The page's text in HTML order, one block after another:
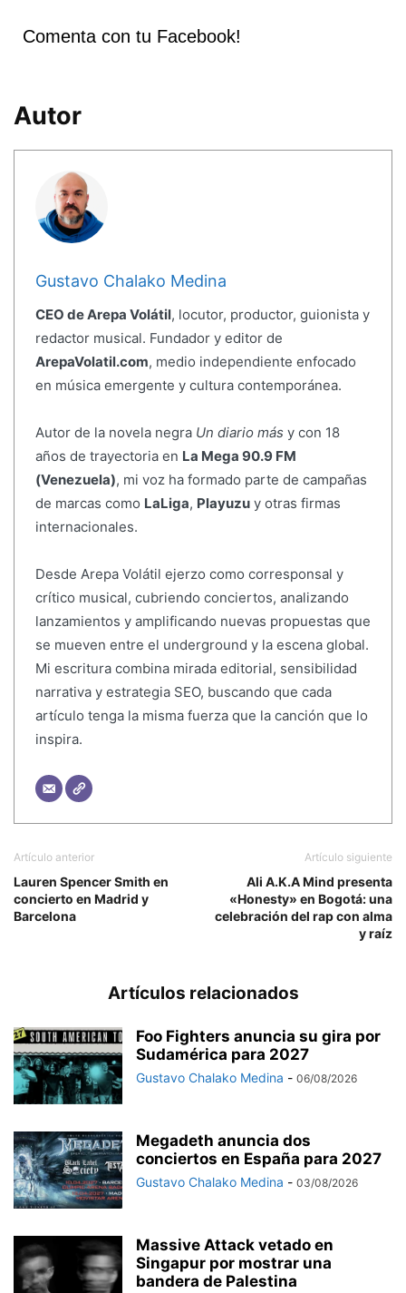
Comenta con tu Facebook!
Autor
Gustavo Chalako Medina
CEO de Arepa Volátil, locutor, productor, guionista y
redactor musical. Fundador y editor de
ArepaVolatil.com, medio independiente enfocado
en música emergente y cultura contemporánea.
Autor de la novela negra Un diario más y con 18
años de trayectoria en La Mega 90.9 FM
(Venezuela), mi voz ha formado parte de campañas
de marcas como LaLiga, Playuzuy otras firmas
internacionales.
Desde Arepa Volátil ejerzo como corresponsal y
crítico musical, cubriendo conciertos, analizando
lanzamientos y amplificando nuevas propuestas que
se mueven entre el underground y la escena global.
Mi escritura combina mirada editorial, sensibilidad
narrativa y estrategia SEO, buscando que cada
artículo tenga la misma fuerza que la canción que lo
inspira.
Artículo anterior
Lauren Spencer Smith en
concierto en Madrid y
Barcelona
Artículo siguiente
Ali A.K.A Mind presenta
«Honesty» en Bogotá: una
celebración del rap con alma
y raíz
Artículos relacionados
Foo Fighters anuncia su gira por
Sudamérica para 2027
Gustavo Chalako Medina - 06/08/2026
Megadeth anuncia dos
conciertos en España para 2027
Gustavo Chalako Medina - 03/08/2026
Massive Attack vetado en
Singapur por mostrar una
bandera de Palestina